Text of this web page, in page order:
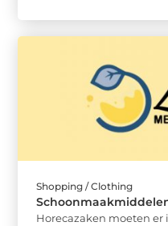
Shopping / Clothing
Horecazaken moeten er